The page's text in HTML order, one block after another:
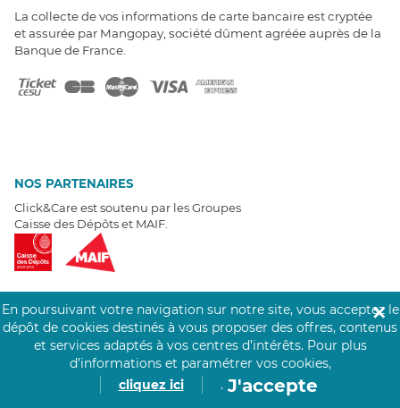
La collecte de vos informations de carte bancaire est cryptée
et assurée par Mangopay, société dûment agréée auprès de la
Banque de France.
NOS PARTENAIRES
Click&Care est soutenu par les Groupes
Caisse des Dépôts et MAIF.
EXPERTS À VOTRE ÉCOUTE
Un besoin de recrutement ? Click&Care vous accompagne par
Être rappelé aujourd'hui
En poursuivant votre navigation sur notre site, vous acceptez le
dépôt de cookies destinés à vous proposer des offres, contenus
et services adaptés à vos centres d’intérêts. Pour plus
d’informations et paramétrer vos cookies,
cliquez ici
. J'accepte
✕